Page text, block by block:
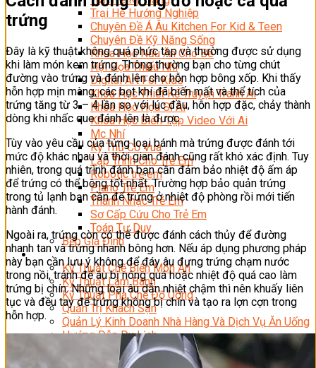
Trại Hè Hướng Nghiệp
Chuyên Đề Á Âu Kitchen For Kid & Teen
Chuyên Đề Kỹ Năng Sống
Khóa Học Nấu Ăn Cho Bé
Hội Họa Thiếu Nhi
Digital Art For Kids
Khóa Học Thiết Kế Truyện Tranh Ai
Khóa Học Họa Sĩ Ai
Khóa Học Biên Tập Video Với Ai
Mc Nhí
Kỳ Thủ Cờ Vua
Lập Trình Cho Trẻ Em
Robotic trẻ em
Piano Trẻ Em
Thanh Nhạc Trẻ Em
Sơ Cấp Cứu Cho Trẻ Em
Toán Tư Duy
Bếp Gia Đình
Trung Cấp CET
Kỹ Thuật Chế Biến Món Ăn
Kỹ Thuật Làm Bánh
Kỹ Thuật Pha Chế Đồ Uống
Quản Trị Khách Sạn
Quản Lý Kinh Doanh Nhà Hàng Và Dịch Vụ Ăn Uống
Hướng Dẫn Du Lịch
Quản Trị Lữ Hành
trứng
Đây là kỹ thuật không quá phức tạp và thường được sử dụng
khi làm món kem trứng. Thông thường bạn cho từng chút
đường vào trứng và đánh lên cho hỗn hợp bông xốp. Khi thấy
hỗn hợp mịn màng, các bọt khí đã biến mất và thể tích của
trứng tăng từ 3 – 4 lần so với lúc đầu, hỗn hợp đặc, chảy thành
dòng khi nhấc que đánh lên là được.
Tùy vào yêu cầu của tứng loại bánh mà trứng được đánh tới
mức độ khác nhau và thời gian đánh cũng rất khó xác định. Tuy
nhiên, trong quá trình đánh bạn cần đảm bảo nhiệt độ ấm áp
để trứng có thể bông tốt nhất. Trường hợp bảo quản trứng
trong tủ lạnh bạn cần để trứng ở nhiệt độ phòng rồi mới tiến
hành đánh.
Ngoài ra, trứng còn có thể được đánh cách thủy để đường
nhanh tan và trứng nhanh bông hơn. Nếu áp dụng phương pháp
này bạn cần lưu ý không để đáy âu đựng trứng chạm nước
trong nồi, tránh để âu bị nóng quá hoặc nhiệt độ quá cao làm
trứng bị chín. Những loại âu dẫn nhiệt chậm thì nên khuấy liên
tục và đều tay để trứng không bị chín và tạo ra lợn cợn trong
hỗn hợp.